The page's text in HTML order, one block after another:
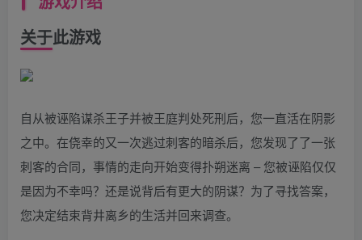
关于此游戏
自从被诬陷谋杀王子并被王庭判处死刑后，您一直活在阴影
之中。在侥幸的又一次逃过刺客的暗杀后，您发现了了一张
刺客的合同，事情的走向开始变得扑朔迷离 – 您被诬陷仅仅
是因为不幸吗？还是说背后有更大的阴谋？为了寻找答案，
您决定结束背井离乡的生活并回来调查。